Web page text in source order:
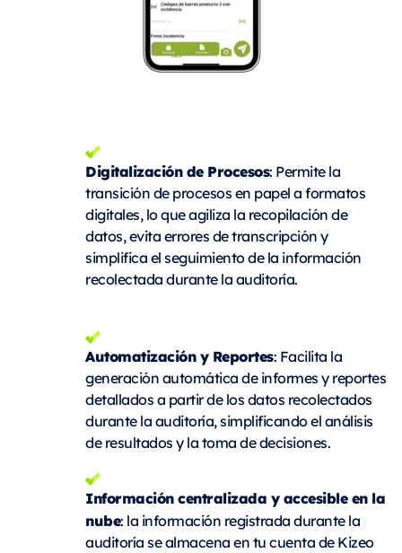
Digitalización de Procesos: Permite la
transición de procesos en papel a formatos
digitales, lo que agiliza la recopilación de
datos, evita errores de transcripción y
simplifica el seguimiento de la información
recolectada durante la auditoría.
Automatización y Reportes: Facilita la
generación automática de informes y reportes
detallados a partir de los datos recolectados
durante la auditoría, simplificando el análisis
de resultados y la toma de decisiones.
Información centralizada y accesible en la
nube: la información registrada durante la
auditoría se almacena en tu cuenta de Kizeo